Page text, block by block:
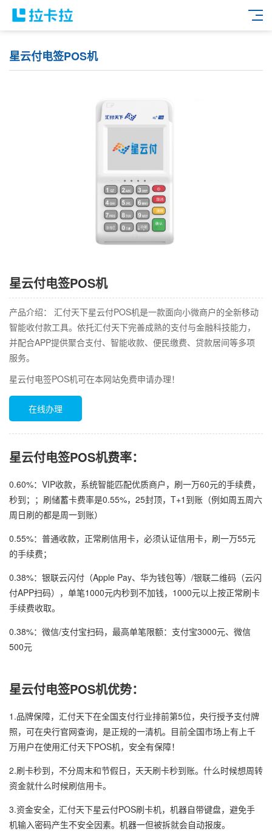
星云付电签POS机
星云付电签POS机
产品介绍： 汇付天下星云付POS机是一款面向小微商户的全新移动
智能收付款工具。依托汇付天下完善成熟的支付与金融科技能力，
并配合APP提供聚合支付、智能收款、便民缴费、贷款居间等多项
服务。
星云付电签POS机可在本网站免费申请办理！
在线办理
星云付电签POS机费率：
0.60%：VIP收款，系统智能匹配优质商户，刷一万60元的手续费，
秒到；；刷储蓄卡费率是0.55%，25封顶，T+1到账（例如周五周六
周日刷的都是周一到账）
0.55%：普通收款，正常刷信用卡，必须认证信用卡，刷一万55元
的手续费；
0.38%：银联云闪付（Apple Pay、华为钱包等）/银联二维码（云闪
付APP扫码），单笔1000元内秒到不加钱，1000元以上按正常刷卡
手续费收取。
0.38%：微信/支付宝扫码，最高单笔限额：支付宝3000元、微信
500元
星云付电签POS机优势：
1.品牌保障，汇付天下在全国支付行业排前第5位，央行授予支付牌
照，可在央行官网查询，是正规的一清机。目前全国市场上有上千
万用户在使用汇付天下POS机，安全有保障！
2.刷卡秒到，不分周末和节假日，天天刷卡秒到账。什么时候想周转
资金就什么时候刷信用卡。
3.资金安全，汇付天下星云付POS刷卡机，机器自带键盘，避免手
机输入密码产生不安全因素。机器一但被拆就会自动报废。